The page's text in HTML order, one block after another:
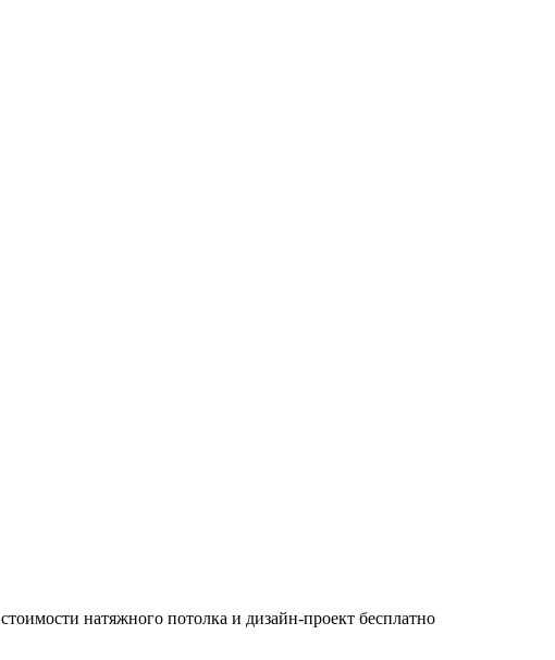
стоимости натяжного потолка и дизайн-проект бесплатно